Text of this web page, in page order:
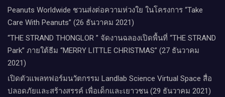
Peanuts Worldwide ชวนส่งต่อความห่วงใย​ ​ในโครงการ “Take
Care With Peanuts” (26 ธันวาคม 2021)
“THE STRAND THONGLOR ” จัดงานฉลองเปิดพื้นที่ “THE STRAND
Park” ภายใต้ธีม “MERRY LITTLE CHRISTMAS” (27 ธันวาคม
2021)
เปิดตัวแพลทฟอร์มนวัตกรรม Landlab Science Virtual Space สื่อ
ปลอดภัยและสร้างสรรค์ เพื่อเด็กและเยาวชน (29 ธันวาคม 2021)